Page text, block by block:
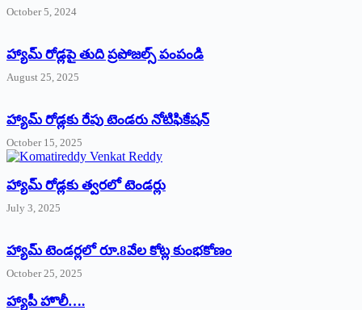
October 5, 2024
హ్యామ్‌ రోడ్లపై తుది ప్రపోజల్స్‌ పంపండి
August 25, 2025
హ్యామ్‌ రోడ్లకు రేపు టెండరు నోటిఫికేషన్‌
October 15, 2025
హ్యామ్‌ రోడ్లకు త్వరలో టెండర్లు
July 3, 2025
హ్యామ్‌ ‌టెండర్లలో రూ.8వేల కోట్ల కుంభకోణం
October 25, 2025
హ్యాపీ హొలీ….